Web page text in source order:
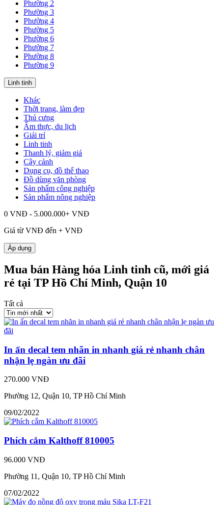
Phường 2
Phường 3
Phường 4
Phường 5
Phường 6
Phường 7
Phường 8
Phường 9
Linh tinh
Khác
Thời trang, làm đẹp
Thú cưng
Ẩm thực, du lịch
Giải trí
Linh tinh
Thanh lý, giảm giá
Cây cảnh
Dụng cụ, đồ thể thao
Đồ dùng văn phòng
Sản phẩm công nghiệp
Sản phẩm nông nghiệp
0 VNĐ - 5.000.000+ VNĐ
Giá từ VNĐ đến + VNĐ
Áp dụng
Mua bán Hàng hóa Linh tinh cũ, mới giá
rẻ tại TP Hồ Chí Minh, Quận 10
Tất cả
In ấn decal tem nhãn in nhanh giá rẻ nhanh chân
nhận lẹ ngàn ưu đãi
270.000 VNĐ
Phường 12, Quận 10, TP Hồ Chí Minh
09/02/2022
Phích cắm Kalthoff 810005
96.000 VNĐ
Phường 11, Quận 10, TP Hồ Chí Minh
07/02/2022